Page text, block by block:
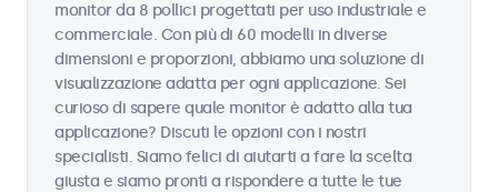
monitor da 8 pollici progettati per uso industriale e
commerciale. Con più di 60 modelli in diverse
dimensioni e proporzioni, abbiamo una soluzione di
visualizzazione adatta per ogni applicazione. Sei
curioso di sapere quale monitor è adatto alla tua
applicazione? Discuti le opzioni con i nostri
specialisti. Siamo felici di aiutarti a fare la scelta
giusta e siamo pronti a rispondere a tutte le tue